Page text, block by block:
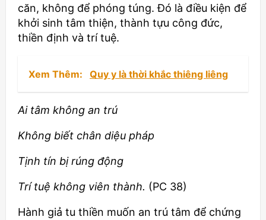
căn, không để phóng túng. Đó là điều kiện để
khởi sinh tâm thiện, thành tựu công đức,
thiền định và trí tuệ.
Xem Thêm: Quy y là thời khắc thiêng liêng
Ai tâm không an trú
Không biết chân diệu pháp
Tịnh tín bị rúng động
Trí tuệ không viên thành. (PC 38)
Hành giả tu thiền muốn an trú tâm để chứng